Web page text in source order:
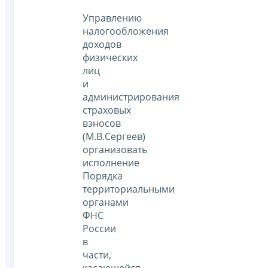
Управлению
налогообложения
доходов
физических
лиц
и
администрирования
страховых
взносов
(М.В.Сергеев)
организовать
исполнение
Порядка
территориальными
органами
ФНС
России
в
части,